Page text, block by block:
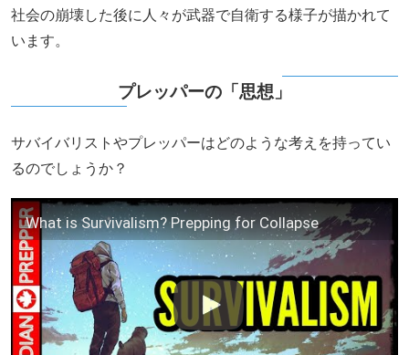
社会の崩壊した後に人々が武器で自衛する様子が描かれて
います。
プレッパーの「思想」
サバイバリストやプレッパーはどのような考えを持ってい
るのでしょうか？
What is Survivalism? Prepping for Collapse